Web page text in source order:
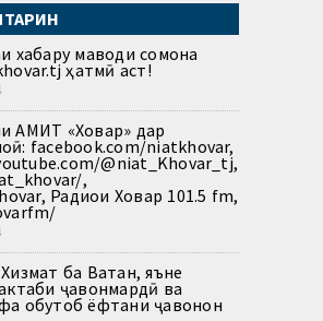
хабару маводи сомона
ҳатмӣ аст!
АМИТ «Ховар» дар
facebook.com/niatkhovar,
@niat_Khovar_tj,
,
Радиои Ховар 101.5 fm,
ба Ватан, яъне
ҷавонмардӣ ва
обутоб ёфтани ҷавонон